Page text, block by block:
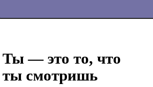
Ты — это то, что
ты смотришь